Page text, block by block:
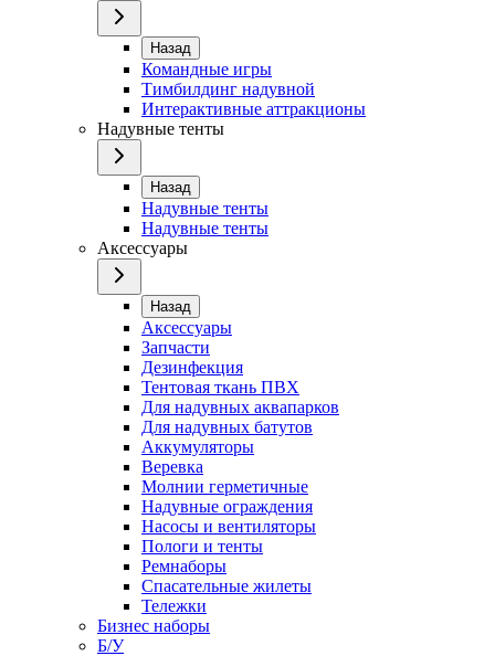
Назад
Командные игры
Тимбилдинг надувной
Интерактивные аттракционы
Надувные тенты
Назад
Надувные тенты
Надувные тенты
Аксессуары
Назад
Аксессуары
Запчасти
Дезинфекция
Тентовая ткань ПВХ
Для надувных аквапарков
Для надувных батутов
Аккумуляторы
Веревка
Молнии герметичные
Надувные ограждения
Насосы и вентиляторы
Пологи и тенты
Ремнаборы
Спасательные жилеты
Тележки
Бизнес наборы
Б/У